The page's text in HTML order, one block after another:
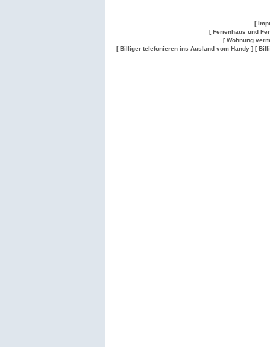
[
[ Ferienhaus und
[ Wohnung
[ Billiger telefonieren ins Ausland vom Handy ] [